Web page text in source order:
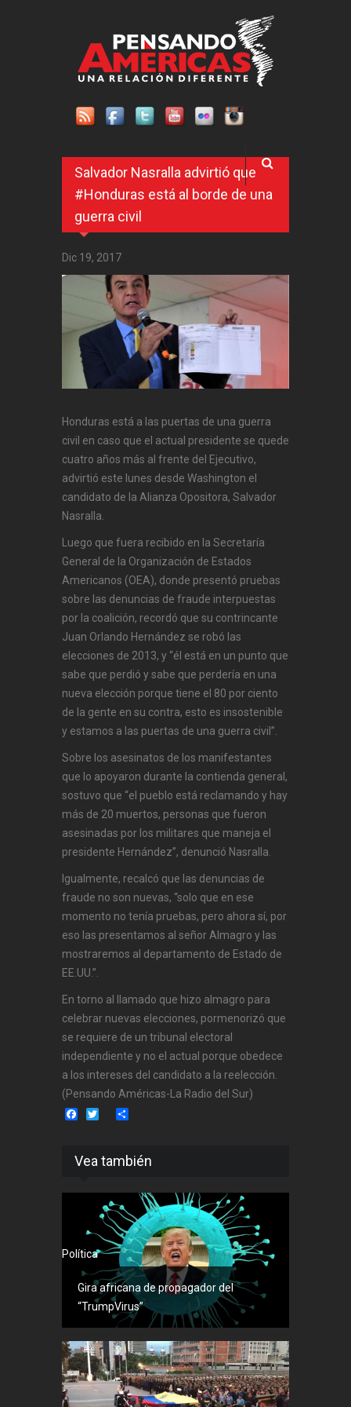
Salvador Nasralla advirtió que
#Honduras está al borde de una
guerra civil
Dic 19, 2017
Honduras está a las puertas de una guerra
civil en caso que el actual presidente se quede
cuatro años más al frente del Ejecutivo,
advirtió este lunes desde Washington el
candidato de la Alianza Opositora, Salvador
Nasralla.
Luego que fuera recibido en la Secretaría
General de la Organización de Estados
Americanos (OEA), donde presentó pruebas
sobre las denuncias de fraude interpuestas
por la coalición, recordó que su contrincante
Juan Orlando Hernández se robó las
elecciones de 2013, y “él está en un punto que
sabe que perdió y sabe que perdería en una
nueva elección porque tiene el 80 por ciento
de la gente en su contra, esto es insostenible
y estamos a las puertas de una guerra civil”.
Sobre los asesinatos de los manifestantes
que lo apoyaron durante la contienda general,
sostuvo que “el pueblo está reclamando y hay
más de 20 muertos, personas que fueron
asesinadas por los militares que maneja el
presidente Hernández”, denunció Nasralla.
Igualmente, recalcó que las denuncias de
fraude no son nuevas, “solo que en ese
momento no tenía pruebas, pero ahora sí, por
eso las presentamos al señor Almagro y las
mostraremos al departamento de Estado de
EE.UU.”.
En torno al llamado que hizo almagro para
celebrar nuevas elecciones, pormenorizó que
se requiere de un tribunal electoral
independiente y no el actual porque obedece
a los intereses del candidato a la reelección.
(Pensando Américas-La Radio del Sur)
Facebook
Twitter
Vea también
Política
Gira africana de propagador del
“TrumpVirus”